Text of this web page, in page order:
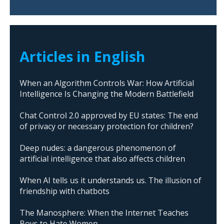
Articles in English
When an Algorithm Controls War: How Artificial
Intelligence Is Changing the Modern Battlefield
Chat Control 2.0 approved by EU states: The end
of privacy or necessary protection for children?
Deep nudes: a dangerous phenomenon of
artificial intelligence that also affects children
When AI tells us it understands us. The illusion of
friendship with chatbots
The Manosphere: When the Internet Teaches